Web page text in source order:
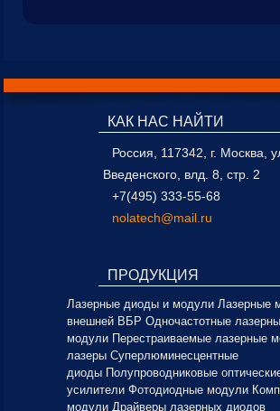
КАК НАС НАЙТИ
Россия, 117342, г. Москва,
Введенского, влд. 8, стр. 2
+7(495) 333-55-68
nolatech@mail.ru
ПРОДУКЦИЯ
Лазерные диоды и модули Лазерные
внешней ВБР Одночастотные
модули Перестраиваемые лазерные
лазеры Суперлюминесцентные
диоды Полупроводниковые
усилители Фотодиодные модули
модули Драйверы лазерных диодов